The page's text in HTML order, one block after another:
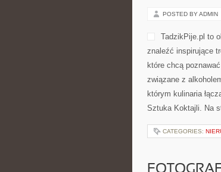
POSTED BY ADMIN
Nowości na stronie